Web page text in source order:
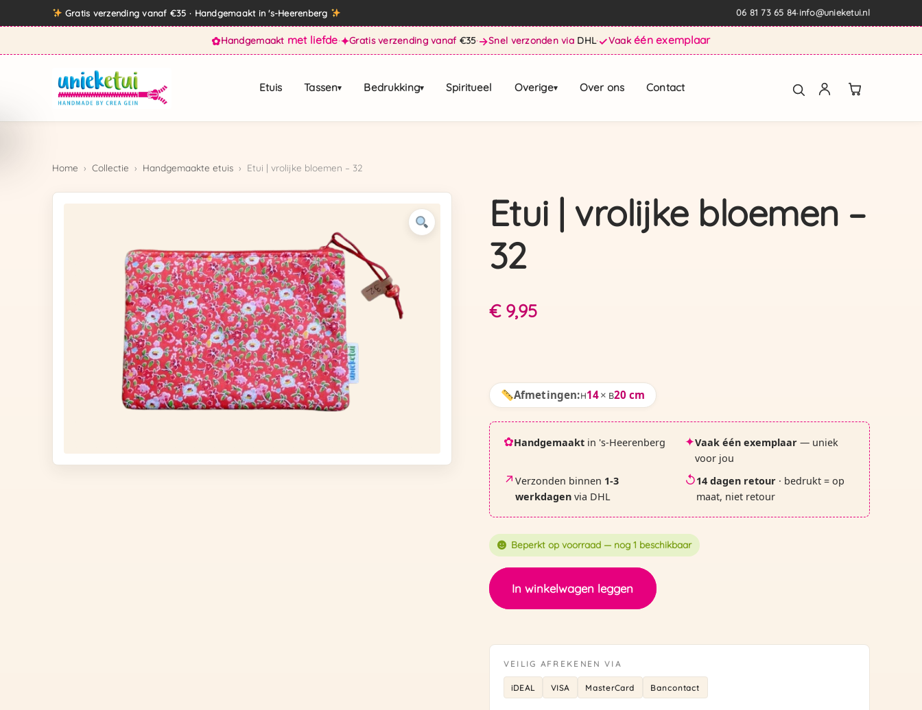
naar
Gratis verzending vanaf €35 · Handgemaakt in 's-Heerenberg 06 81 73 65 84·info@unieketui.nl
✿Handgemaakt met liefde·✦Gratis verzending vanaf €35·→Snel verzonden via DHL·✓Vaakéén exemplaar
Etuis Tassen▾ Bedrukking▾ Spiritueel Overige▾ Over ons Contact
Home › Collectie › Handgemaakte etuis › Etui | vrolijke bloemen – 32
Etui | vrolijke bloemen –
32
€9,95
Afmetingen:H14× B20 cm
✿Handgemaaktin 's-Heerenberg ✦Vaak één exemplaar — uniek
voor jou
↗ Verzonden binnen 1-3
werkdagenvia DHL
↺14 dagen retour · bedrukt = op
maat, niet retour
Beperkt op voorraad — nog 1 beschikbaar
Etui
|
vrolijke
-
aantal
In winkelwagen leggen
VEILIG AFREKENEN VIA
iDEAL VISA MasterCard Bancontact